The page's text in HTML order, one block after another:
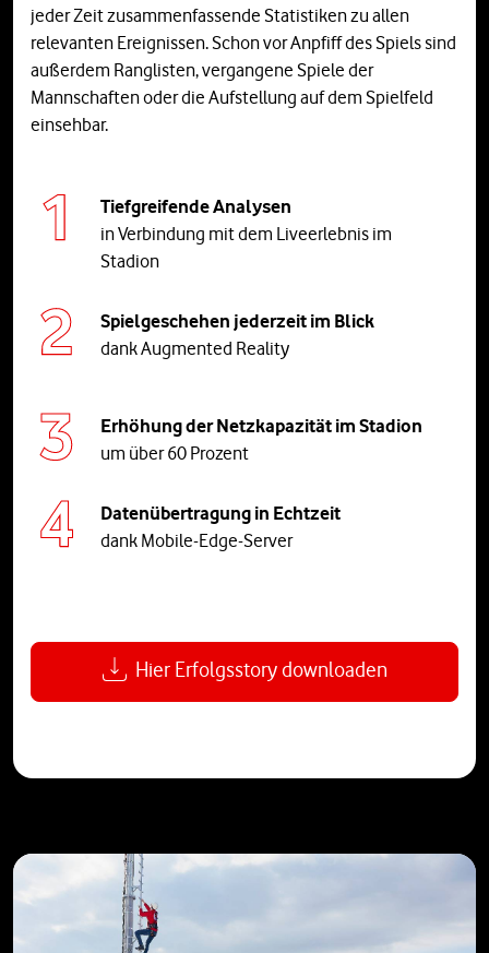
jeder Zeit zusammenfassende Statistiken zu allen
relevanten Ereignissen. Schon vor Anpfiff des Spiels sind
außerdem Ranglisten, vergangene Spiele der
Mannschaften oder die Aufstellung auf dem Spielfeld
einsehbar.
Tiefgreifende Analysen
in Verbindung mit dem Liveerlebnis im
Stadion
Spielgeschehen jederzeit im Blick
dankAugmented Reality
Erhöhung der Netzkapazität im Stadion
um über 60 Prozent
Datenübertragung in Echtzeit
dank Mobile-Edge-Server
Hier Erfolgsstory downloaden